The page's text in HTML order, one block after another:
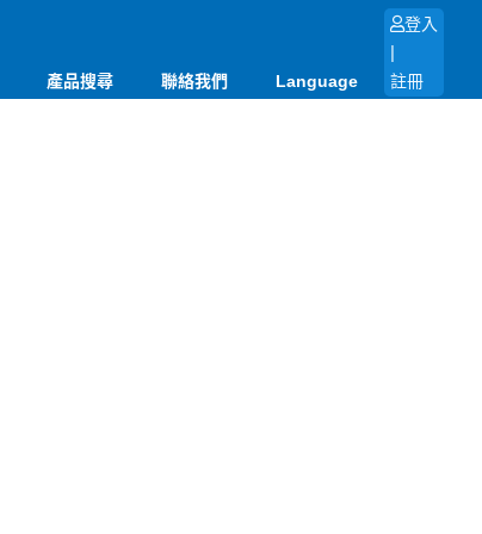
產品搜尋 聯絡我們 Language
登入
|
註冊